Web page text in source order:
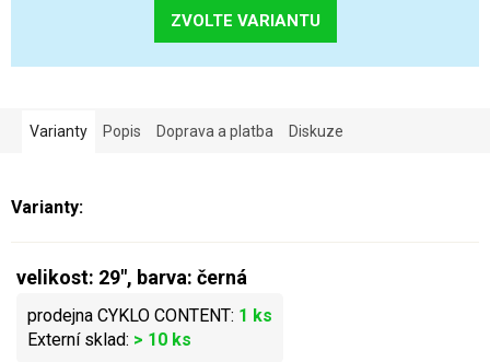
ZVOLTE VARIANTU
Varianty Popis Doprava a platba Diskuze
velikost: 29", barva: černá
> 10 ks
1 ks